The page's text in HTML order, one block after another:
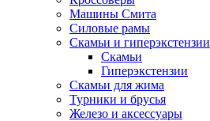
Машины Смита
Силовые рамы
Скамьи и гиперэкстензии
Скамьи
Гиперэкстензии
Скамьи для жима
Турники и брусья
Железо и аксессуары